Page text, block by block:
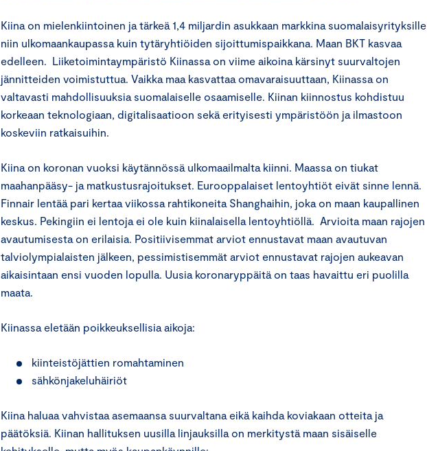
Kiina on mielenkiintoinen ja tärkeä 1,4 miljardin asukkaan markkina suomalaisyrityksille
niin ulkomaankaupassa kuin tytäryhtiöiden sijoittumispaikkana. Maan BKT kasvaa
edelleen. Liiketoimintaympäristö Kiinassa on viime aikoina kärsinyt suurvaltojen
jännitteiden voimistuttua. Vaikka maa kasvattaa omavaraisuuttaan, Kiinassa on
valtavasti mahdollisuuksia suomalaiselle osaamiselle. Kiinan kiinnostus kohdistuu
korkeaan teknologiaan, digitalisaatioon sekä erityisesti ympäristöön ja ilmastoon
koskeviin ratkaisuihin.
Kiina on koronan vuoksi käytännössä ulkomaailmalta kiinni. Maassa on tiukat
maahanpääsy- ja matkustusrajoitukset. Eurooppalaiset lentoyhtiöt eivät sinne lennä.
Finnair lentää pari kertaa viikossa rahtikoneita Shanghaihin, joka on maan kaupallinen
keskus. Pekingiin ei lentoja ei ole kuin kiinalaisella lentoyhtiöllä. Arvioita maan rajojen
avautumisesta on erilaisia. Positiivisemmat arviot ennustavat maan avautuvan
talviolympialaisten jälkeen, pessimistisemmät arviot ennustavat rajojen aukeavan
aikaisintaan ensi vuoden lopulla. Uusia koronaryppäitä on taas havaittu eri puolilla
maata.
Kiinassa eletään poikkeuksellisia aikoja:
kiinteistöjättien romahtaminen
sähkönjakeluhäiriöt
Kiina haluaa vahvistaa asemaansa suurvaltana eikä kaihda koviakaan otteita ja
päätöksiä. Kiinan hallituksen uusilla linjauksilla on merkitystä maan sisäiselle